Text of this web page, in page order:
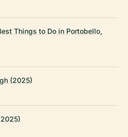
Things to Do in Portobello,
(2025)